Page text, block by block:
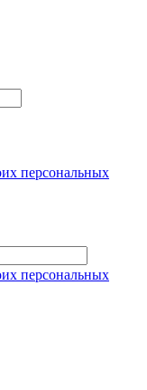
персональных
персональных